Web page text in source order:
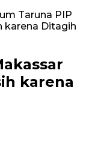
Taruna PIP
karena Ditagih
karena